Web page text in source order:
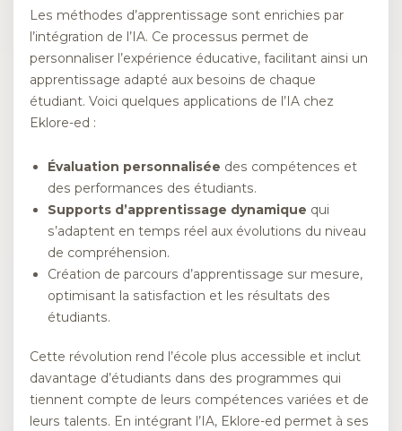
Les méthodes d’apprentissage sont enrichies par
l’intégration de l’IA. Ce processus permet de
personnaliser l’expérience éducative, facilitant ainsi un
apprentissage adapté aux besoins de chaque
étudiant. Voici quelques applications de l’IA chez
Eklore-ed :
Évaluation personnalisée des compétences et
des performances des étudiants.
Supports d’apprentissage dynamique qui
s’adaptent en temps réel aux évolutions du niveau
de compréhension.
Création de parcours d’apprentissage sur mesure,
optimisant la satisfaction et les résultats des
étudiants.
Cette révolution rend l’école plus accessible et inclut
davantage d’étudiants dans des programmes qui
tiennent compte de leurs compétences variées et de
leurs talents. En intégrant l’IA, Eklore-ed permet à ses